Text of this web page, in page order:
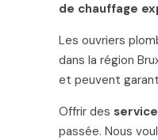
de chauffage
Les ouvriers
dans la région
et peuvent
Offrir des
passée. Nous